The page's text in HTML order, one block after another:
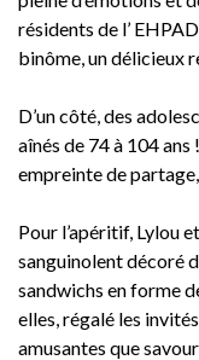
résidents de l’
binôme, un délicieux
D’un côté, des
aînés de 74 à 104
empreinte de
Pour l’apéritif, Lylou
sanguinolent décoré
sandwichs en forme
elles, régalé les
amusantes que